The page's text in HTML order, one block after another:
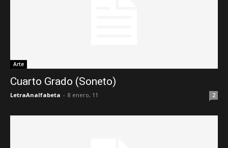
Arte
Cuarto Grado (Soneto)
LetraAnalfabeta - 8 enero, 11 2